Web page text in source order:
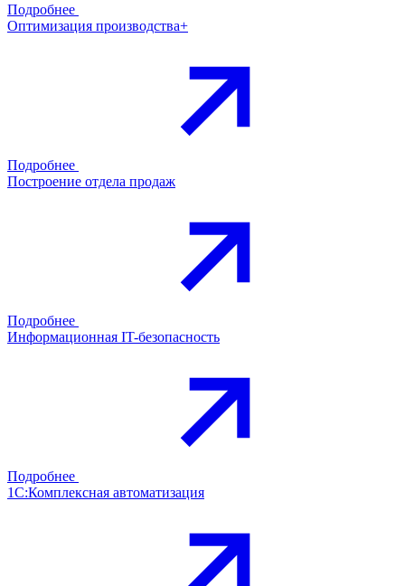
Подробнее
Оптимизация производства+
Подробнее
Построение отдела продаж
Подробнее
Информационная IT-безопасность
Подробнее
1С:Комплексная автоматизация